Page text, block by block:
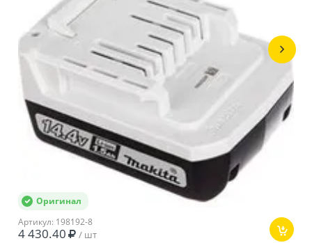
Тип двигателя
Щеточный
Напряжение
аккумулятора
14,4 В
Крепление патрона
3/8
Размер патрона
0,8-10 мм
Количество
оборотов
0-400/0-1400 об/
30 Нм
Оригинал
Артикул: 198192-8
4 430.40 / шт